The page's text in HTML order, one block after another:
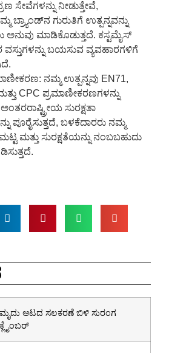
ನೀಡುತ್ತೇವೆ,
ಬ್ರ್ಯಾಂಡ್‌ನ ಗುರುತಿಗೆ ಉತ್ಪನ್ನವನ್ನು
ಅನುವು ಮಾಡಿಕೊಡುತ್ತದೆ. ಕಸ್ಟಮೈಸ್
ಬಯಸುವ ವ್ಯವಹಾರಗಳಿಗೆ
ನಮ್ಮ ಉತ್ಪನ್ನವು EN71,
CPC ಪ್ರಮಾಣೀಕರಣಗಳನ್ನು
ಸುರಕ್ಷತಾ
ಪೂರೈಸುತ್ತದೆ, ಬಳಕೆದಾರರು ನಮ್ಮ
ಮತ್ತು ಸುರಕ್ಷತೆಯನ್ನು ನಂಬಬಹುದು
ಮೃದು ಆಟದ ಸಲಕರಣೆ ಬಿಳಿ ಸುರಂಗ
ಕ್ಲೈಂಬರ್